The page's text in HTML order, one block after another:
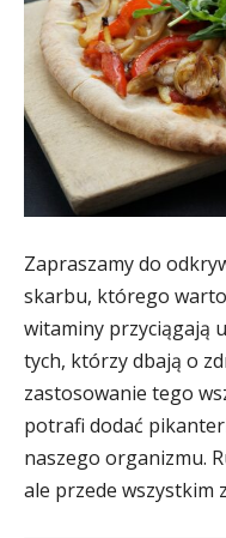
Zapraszamy do
skarbu, którego
witaminy przyciągają
tych, którzy dbają o
zastosowanie tego
potrafi dodać
naszego organizmu.
ale przede wszystkim